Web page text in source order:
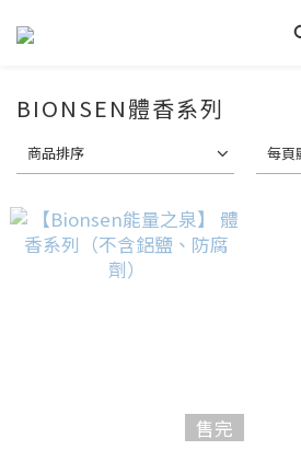
BIONSEN體香系列
商品排序 每頁
售完